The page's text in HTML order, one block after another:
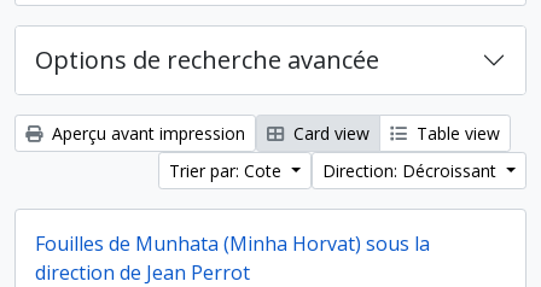
Options de recherche avancée
Aperçu avant impression Card view
Table view
Trier par: Cote
Direction: Décroissant
Fouilles de Munhata (Minha Horvat) sous la
direction de Jean Perrot